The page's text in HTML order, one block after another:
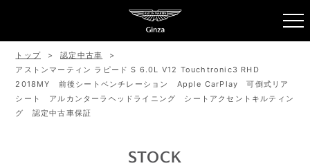
トップ
認定中古車
アストンマーティン ラピード S 6.0L V12 Touchtronic3 RHD
2018MY 前後シートベンチレーション Apple CarPlay 可倒式リア
シート アルカンターラヘッドライニング シートアクセントキルティン
グ 認定中古車保証
STOCK